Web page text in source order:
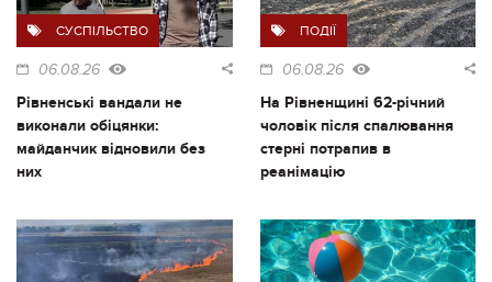
СУСПІЛЬСТВО
06.08.26
Рівненські вандали не
виконали обіцянки:
майданчик відновили без
них
ПОДІЇ
06.08.26
На Рівненщині 62-річний
чоловік після спалювання
стерні потрапив в
реанімацію